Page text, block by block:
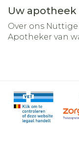
Uw apotheek
Over ons
Apotheker van